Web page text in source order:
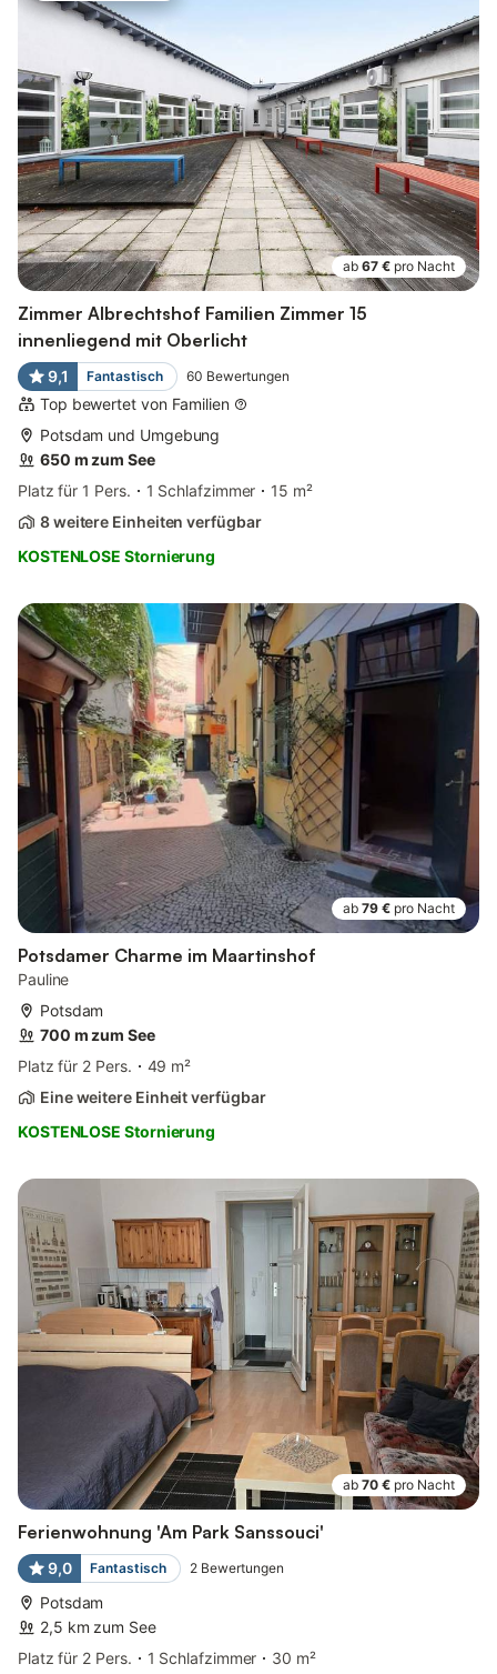
ab 67 € pro Nacht
Zimmer Albrechtshof Familien Zimmer 15
innenliegend mit Oberlicht
9,1 Fantastisch 60 Bewertungen
Top bewertet von Familien
Potsdam und Umgebung
650 m zum See
Platz für 1 Pers.
1 Schlafzimmer
15 m²
8 weitere Einheiten verfügbar
KOSTENLOSE Stornierung
ab 79 € pro Nacht
Potsdamer Charme im Maartinshof
Pauline
Potsdam
700 m zum See
Platz für 2 Pers.
49 m²
Eine weitere Einheit verfügbar
KOSTENLOSE Stornierung
ab 70 € pro Nacht
Ferienwohnung 'Am Park Sanssouci'
9,0 Fantastisch 2 Bewertungen
Potsdam
2,5 km zum See
Platz für 2 Pers.
1 Schlafzimmer
30 m²